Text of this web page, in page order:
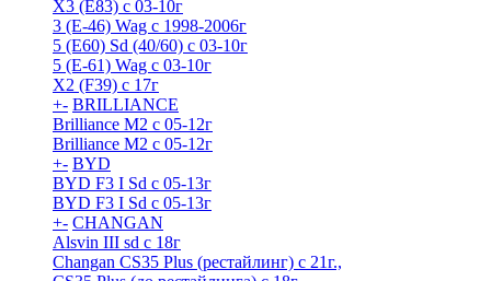
X3 (E83) с 03-10г
3 (Е-46) Wag с 1998-2006г
5 (E60) Sd (40/60) с 03-10г
5 (Е-61) Wag с 03-10г
X2 (F39) с 17г
+- BRILLIANCE
Brilliance M2 с 05-12г
Brilliance M2 с 05-12г
+- BYD
BYD F3 I Sd с 05-13г
BYD F3 I Sd с 05-13г
+- CHANGAN
Alsvin III sd с 18г
Changan CS35 Plus (рестайлинг) с 21г.,